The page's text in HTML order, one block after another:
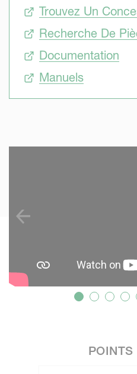
Trouvez Un
Recherche De
Documentation
Manuels
POINTS